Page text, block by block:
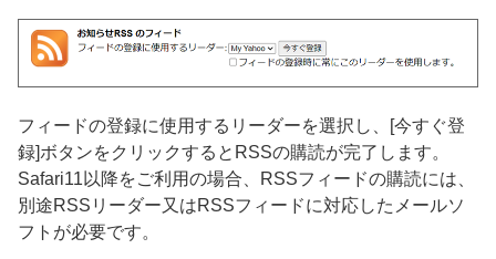
フィードの登録に使用するリーダーを選択し、[今すぐ登
録]ボタンをクリックするとRSSの購読が完了します。
Safari11以降をご利用の場合、RSSフィードの購読には、
別途RSSリーダー又はRSSフィードに対応したメールソ
フトが必要です。